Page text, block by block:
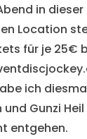
in dieser
Location
für je 25€
ich
Gunzi
entgehen.